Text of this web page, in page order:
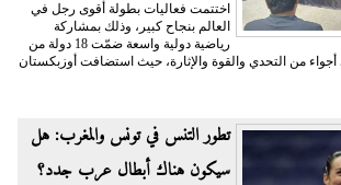
اختتمت فعاليات بطولة أقوى رجل في
العالم بنجاح كبير، وذلك بمشاركة
رياضية دولية واسعة ضمّت 18 دولة من
من التحدي والقوة والإثارة، حيث استضافت أوزبكستان
تطور التنس في تونس والمغرب: هل
سيكون هناك أبطال عرب جدد؟